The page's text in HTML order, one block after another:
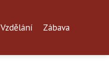
Vzdělání Zábava